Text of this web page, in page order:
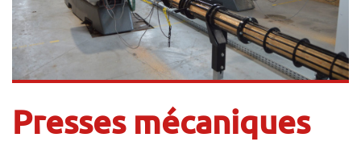
Presses mécaniques